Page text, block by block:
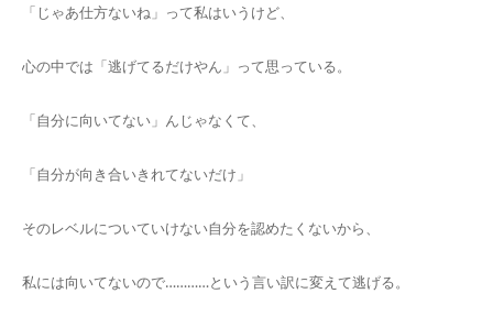
「じゃあ仕方ないね」って私はいうけど、
心の中では「逃げてるだけやん」って思っている。
「自分に向いてない」んじゃなくて、
「自分が向き合いきれてないだけ」
そのレベルについていけない自分を認めたくないから、
私には向いてないので…………という言い訳に変えて逃げる。